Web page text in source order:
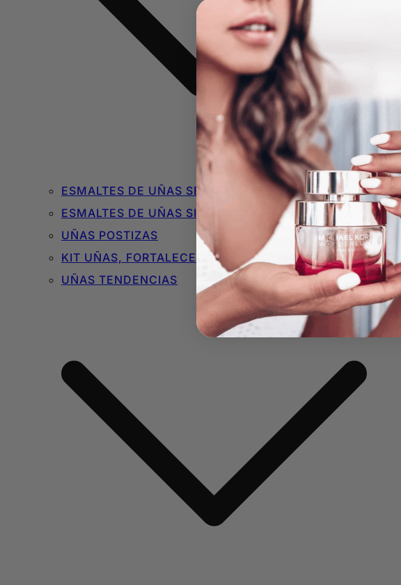
ESMALTES DE UÑAS SEMIPERMANENTES O DE GEL
ESMALTES DE UÑAS SIN TÓXICOS
UÑAS POSTIZAS
KIT UÑAS, FORTALECEDORES Y BÁSICOS
UÑAS TENDENCIAS